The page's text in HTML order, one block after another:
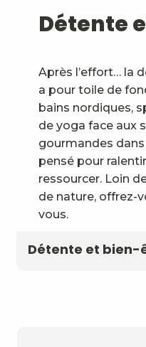
Détente
Après l’effort… la
a pour toile de
bains nordiques,
de yoga face aux
gourmandes
pensé pour
ressourcer. Loin
de nature, offrez-
vous.
Détente et bien-